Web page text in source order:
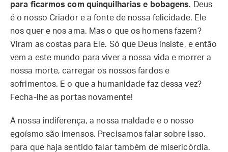
para ficarmos com quinquilharias e bobagens. Deus
é o nosso Criador e a fonte de nossa felicidade. Ele
nos quer e nos ama. Mas o que os homens fazem?
Viram as costas para Ele. Só que Deus insiste, e então
vem a este mundo para viver a nossa vida e morrer a
nossa morte, carregar os nossos fardos e
sofrimentos. E o que a humanidade faz dessa vez?
Fecha-lhe as portas novamente!
A nossa indiferença, a nossa maldade e o nosso
egoísmo são imensos. Precisamos falar sobre isso,
para que haja sentido falar também de misericórdia.